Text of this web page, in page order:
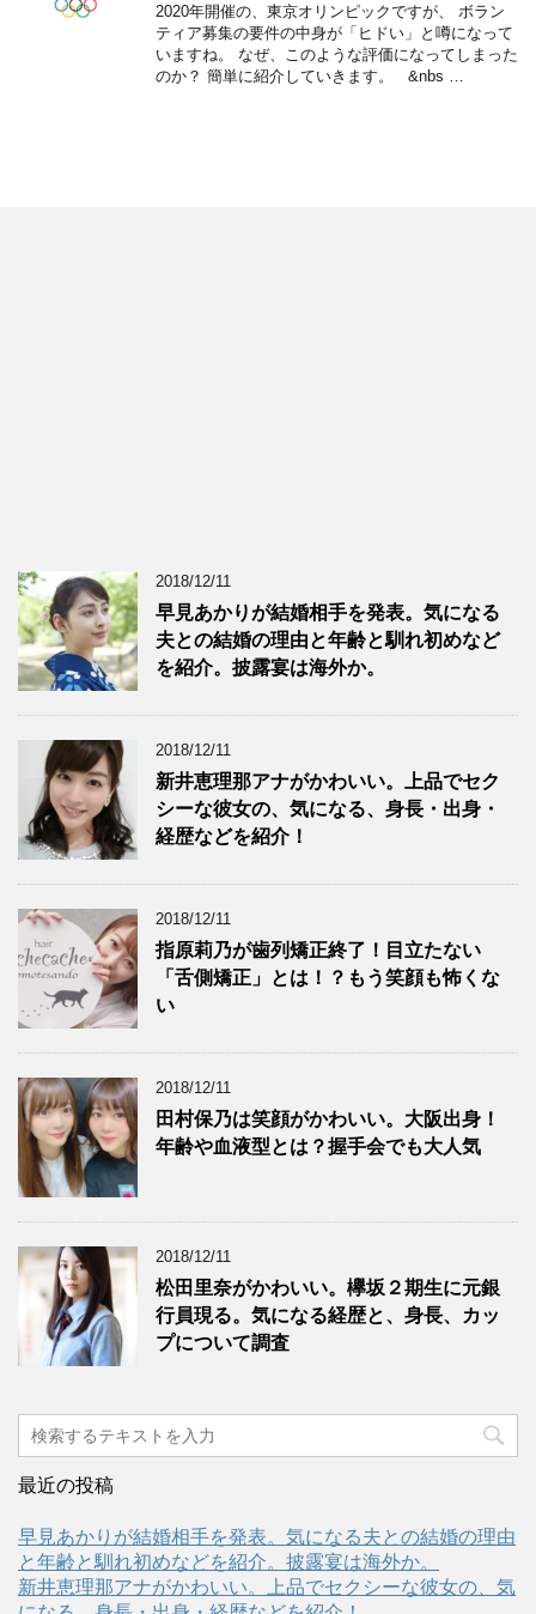
2020年開催の、東京オリンピックですが、 ボラン
ティア募集の要件の中身が「ヒドい」と噂になって
いますね。 なぜ、このような評価になってしまった
のか？ 簡単に紹介していきます。 &nbs …
2018/12/11
早見あかりが結婚相手を発表。気になる
夫との結婚の理由と年齢と馴れ初めなど
を紹介。披露宴は海外か。
2018/12/11
新井恵理那アナがかわいい。上品でセク
シーな彼女の、気になる、身長・出身・
経歴などを紹介！
2018/12/11
指原莉乃が歯列矯正終了！目立たない
「舌側矯正」とは！？もう笑顔も怖くな
い
2018/12/11
田村保乃は笑顔がかわいい。大阪出身！
年齢や血液型とは？握手会でも大人気
2018/12/11
松田里奈がかわいい。欅坂２期生に元銀
行員現る。気になる経歴と、身長、カッ
プについて調査
最近の投稿
早見あかりが結婚相手を発表。気になる夫との結婚の理由
と年齢と馴れ初めなどを紹介。披露宴は海外か。
新井恵理那アナがかわいい。上品でセクシーな彼女の、気